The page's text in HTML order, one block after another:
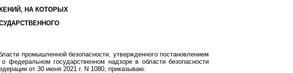
НА КОТОРЫХ
промышленной безопасности, утвержденного постановлением
федеральном государственном надзоре в области безопасности
от 30 июня 2021 г. N 1080, приказываю: